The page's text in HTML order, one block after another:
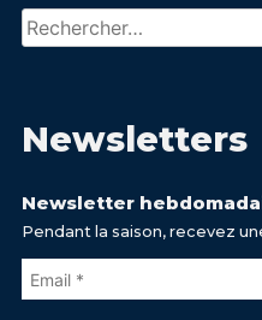
Rechercher :
Newsletters
Newsletter
Pendant la saison, recevez